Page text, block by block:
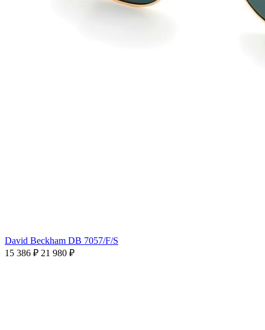
David Beckham DB 7057/F/S
15 386 ₽ 21 980 ₽